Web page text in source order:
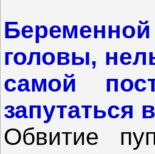
головы,
самой
запутаться
Обвитие